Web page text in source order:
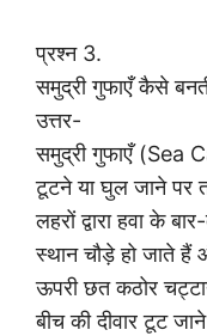
प्रश्न 3.
समुद्री गुफाएँ कैसे
उत्तर-
समुद्री गुफाएँ (Sea
टूटने या घुल जाने पर
लहरों द्वारा हवा के
स्थान चौड़े हो जाते
ऊपरी छत कठोर
बीच की दीवार टूट